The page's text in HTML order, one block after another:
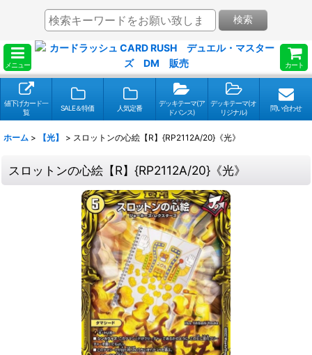
メニュー カート
検索
値下げカード一
覧
SALE＆特価 人気定番
デッキテーマ(ア
ドバンス)
デッキテーマ(オ
リジナル)
問い合わせ
ホーム > 【光】 > スロットンの心絵【R】{RP2112A/20}《光》
スロットンの心絵【R】{RP2112A/20}《光》